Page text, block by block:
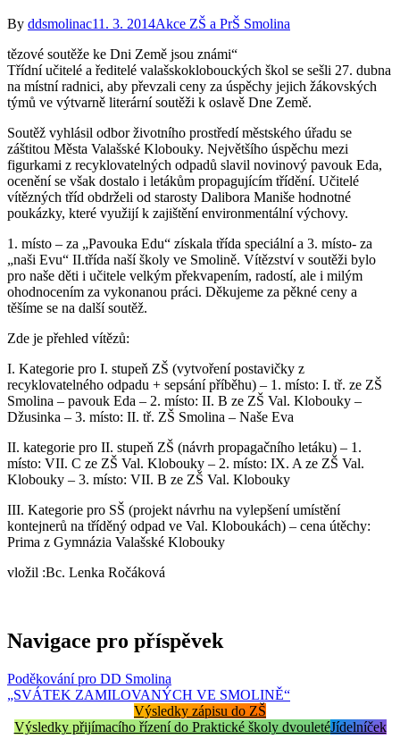
By ddsmolinac11. 3. 2014Akce ZŠ a PrŠ Smolina
tězové soutěže ke Dni Země jsou známi“
Třídní učitelé a ředitelé valašskoklobouckých škol se sešli 27. dubna
na místní radnici, aby převzali ceny za úspěchy jejich žákovských
týmů ve výtvarně literární soutěži k oslavě Dne Země.
Soutěž vyhlásil odbor životního prostředí městského úřadu se
záštitou Města Valašské Klobouky. Největšího úspěchu mezi
figurkami z recyklovatelných odpadů slavil novinový pavouk Eda,
ocenění se však dostalo i letákům propagujícím třídění. Učitelé
vítězných tříd obdrželi od starosty Dalibora Maniše hodnotné
poukázky, které využijí k zajištění environmentální výchovy.
1. místo – za „Pavouka Edu“ získala třída speciální a 3. místo- za
„naši Evu“ II.třída naší školy ve Smolině. Vítězství v soutěži bylo
pro naše děti i učitele velkým překvapením, radostí, ale i milým
ohodnocením za vykonanou práci. Děkujeme za pěkné ceny a
těšíme se na další soutěž.
Zde je přehled vítězů:
I. Kategorie pro I. stupeň ZŠ (vytvoření postavičky z
recyklovatelného odpadu + sepsání příběhu) – 1. místo: I. tř. ze ZŠ
Smolina – pavouk Eda – 2. místo: II. B ze ZŠ Val. Klobouky –
Džusinka – 3. místo: II. tř. ZŠ Smolina – Naše Eva
II. kategorie pro II. stupeň ZŠ (návrh propagačního letáku) – 1.
místo: VII. C ze ZŠ Val. Klobouky – 2. místo: IX. A ze ZŠ Val.
Klobouky – 3. místo: VII. B ze ZŠ Val. Klobouky
III. Kategorie pro SŠ (projekt návrhu na vylepšení umístění
kontejnerů na tříděný odpad ve Val. Kloboukách) – cena útěchy:
Prima z Gymnázia Valašské Klobouky
vložil :Bc. Lenka Ročáková
Navigace pro příspěvek
Poděkování pro DD Smolina
„SVÁTEK ZAMILOVANÝCH VE SMOLINĚ“
Výsledky zápisu do ZŠ
Výsledky přijímacího řízení do Praktické školy dvouletéJídelníček